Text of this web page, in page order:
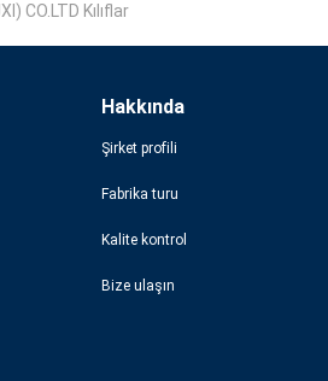
CO.LTD Kılıflar
Hakkında
Şirket profili
Fabrika turu
Kalite kontrol
Bize ulaşın